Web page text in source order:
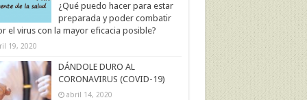
¿Qué puedo hacer para estar
preparada y poder combatir
el virus con la mayor eficacia posible?
19, 2020
DÁNDOLE DURO AL
CORONAVIRUS (COVID-19)
abril 14, 2020